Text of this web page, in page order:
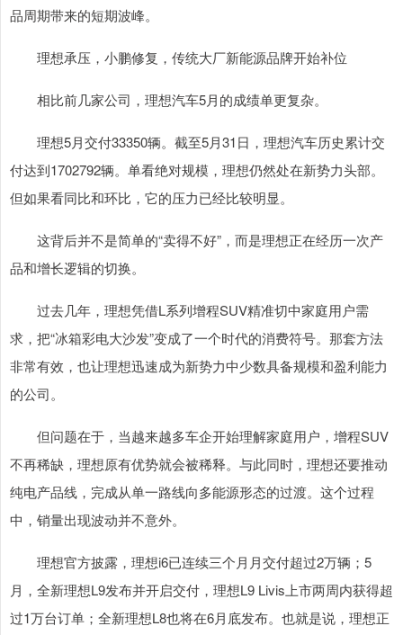
品周期带来的短期波峰。
理想承压，小鹏修复，传统大厂新能源品牌开始补位
相比前几家公司，理想汽车5月的成绩单更复杂。
理想5月交付33350辆。截至5月31日，理想汽车历史累计交
付达到1702792辆。单看绝对规模，理想仍然处在新势力头部。
但如果看同比和环比，它的压力已经比较明显。
这背后并不是简单的“卖得不好”，而是理想正在经历一次产
品和增长逻辑的切换。
过去几年，理想凭借L系列增程SUV精准切中家庭用户需
求，把“冰箱彩电大沙发”变成了一个时代的消费符号。那套方法
非常有效，也让理想迅速成为新势力中少数具备规模和盈利能力
的公司。
但问题在于，当越来越多车企开始理解家庭用户，增程SUV
不再稀缺，理想原有优势就会被稀释。与此同时，理想还要推动
纯电产品线，完成从单一路线向多能源形态的过渡。这个过程
中，销量出现波动并不意外。
理想官方披露，理想i6已连续三个月月交付超过2万辆；5
月，全新理想L9发布并开启交付，理想L9 Livis上市两周内获得超
过1万台订单；全新理想L8也将在6月底发布。也就是说，理想正